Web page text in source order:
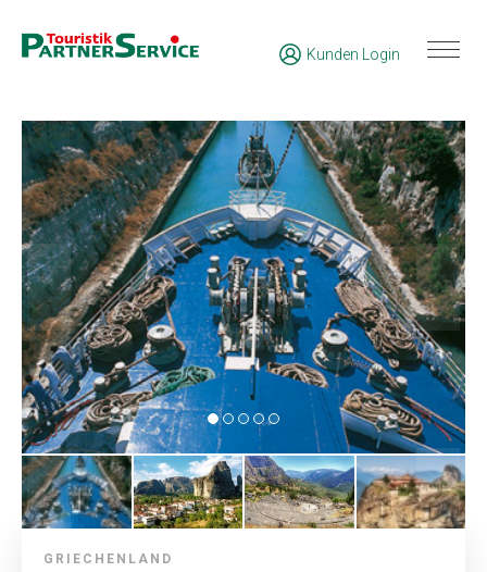
Kunden Login
GRIECHENLAND